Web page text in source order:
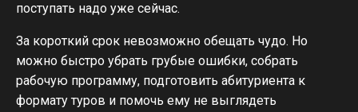
поступать надо уже сейчас.
За короткий срок невозможно обещать чудо. Но
можно быстро убрать грубые ошибки, собрать
рабочую программу, подготовить абитуриента к
формату туров и помочь ему не выглядеть